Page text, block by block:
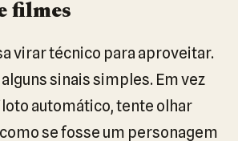
filmes
virar técnico para aproveitar.
sinais simples. Em vez
automático, tente olhar
se fosse um personagem